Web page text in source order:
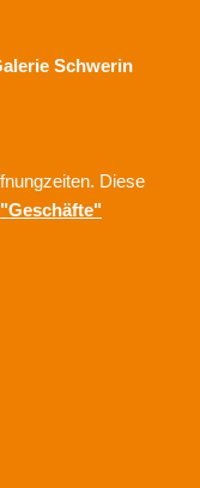
Schwerin
Diese
"Geschäfte"